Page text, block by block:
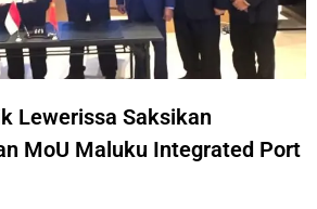
Lewerissa Saksikan
MoU Maluku Integrated Port